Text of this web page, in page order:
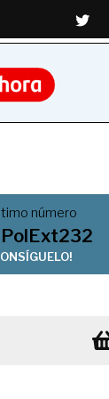
número